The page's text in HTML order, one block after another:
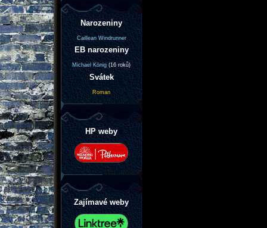
Narozeniny
Caillean Windrunner
EB narozeniny
Michael König(16 roků)
Svátek
Roman
HP weby
Zajímavé weby